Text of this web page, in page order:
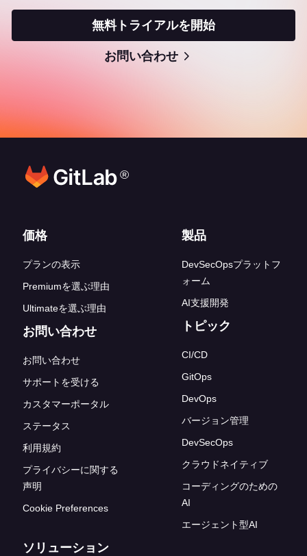
無料トライアルを開始
お問い合わせ
®
フッターリンク
価格
プランの表示
Premiumを選ぶ理由
Ultimateを選ぶ理由
お問い合わせ
お問い合わせ
サポートを受ける
カスタマーポータル
ステータス
利用規約
プライバシーに関する
声明
Cookie Preferences
製品
DevSecOpsプラットフ
ォーム
AI支援開発
トピック
CI/CD
GitOps
DevOps
バージョン管理
DevSecOps
クラウドネイティブ
コーディングのための
AI
エージェント型AI
ソリューション